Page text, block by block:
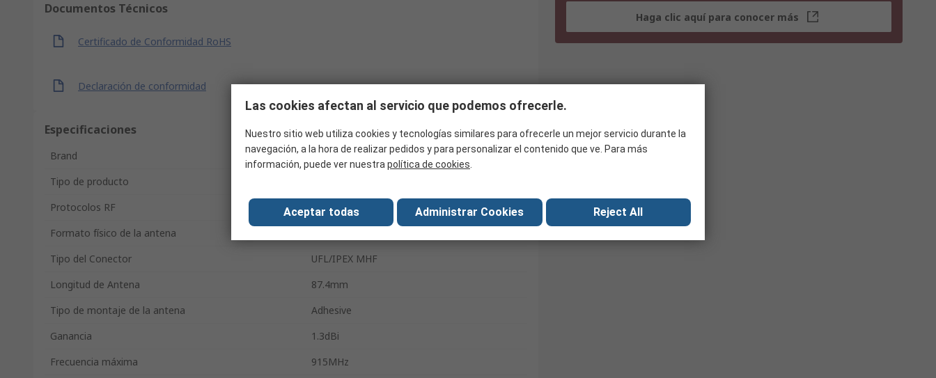
Documentos Técnicos
Certificado de Conformidad RoHS
Declaración de conformidad
Especificaciones
Brand
Molex
Tipo de producto
Protocolos RF
Banda ISM
Formato físico de la antena
Tipo del Conector
UFL/IPEX MHF
Longitud de Antena
87.4mm
Tipo de montaje de la antena
Adhesive
Ganancia
1.3dBi
Frecuencia máxima
915MHz
Haga clic aquí para conocer más
Las cookies afectan al servicio que podemos ofrecerle.
Nuestro sitio web utiliza cookies y tecnologías similares para ofrecerle un mejor servicio durante la
navegación, a la hora de realizar pedidos y para personalizar el contenido que ve. Para más
información, puede ver nuestra política de cookies
Aceptar todas Administrar Cookies Reject All